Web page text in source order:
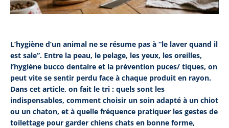
L’hygiène d’un animal ne se résume pas à “le laver quand il
est sale”. Entre la peau, le pelage, les yeux, les oreilles,
l’hygiène bucco dentaire et la prévention puces/ tiques, on
peut vite se sentir perdu face à chaque produit en rayon.
Dans cet article, on fait le tri : quels sont les
indispensables, comment choisir un soin adapté à un chiot
ou un chaton, et à quelle fréquence pratiquer les gestes de
toilettage pour garder chiens chats en bonne forme,